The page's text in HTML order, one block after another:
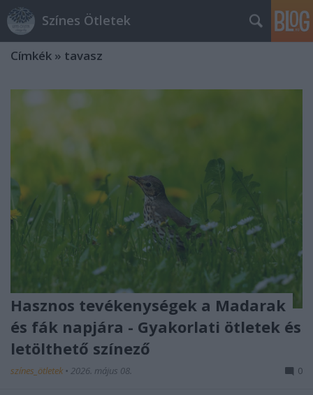
Színes Ötletek
Címkék » tavasz
Hasznos tevékenységek a Madarak
és fák napjára - Gyakorlati ötletek és
letölthető színező
színes_ötletek • 2026. május 08. 0